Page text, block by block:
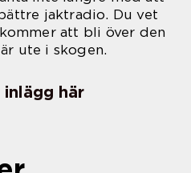
jaktradio. Du vet
att bli över den
ute i skogen.
inlägg här